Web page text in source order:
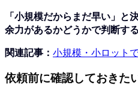
「小規模だからまだ早い」と
余力があるかどうかで判断す
関連記事： 小規模・小ロット
依頼前に確認しておきた